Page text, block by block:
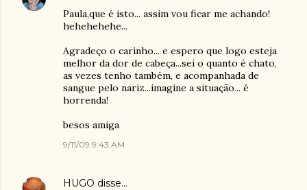
Paula,que é isto... assim vou ficar me achando!
hehehehehe...
Agradeço o carinho... e espero que logo esteja
melhor da dor de cabeça...sei o quanto é chato,
as vezes tenho também, e acompanhada de
sangue pelo nariz...imagine a situação... é
horrenda!
besos amiga
9/11/09 9:43 AM
HUGO disse…